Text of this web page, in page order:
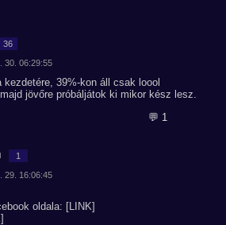
36
30. 06:29:55
39%-kon áll csak loool
jövőre próbáljátok ki mikor kész lesz.
💬 1
1
29. 16:06:45
oldala: [LINK]